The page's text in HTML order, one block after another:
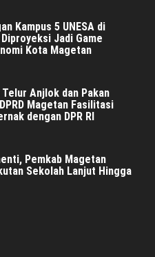
Kampus 5 UNESA di
Jadi Game
Kota Magetan
Anjlok dan Pakan
Magetan Fasilitasi
dengan DPR RI
Pemkab Magetan
Sekolah Lanjut Hingga